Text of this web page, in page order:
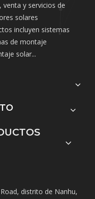
venta y servicios de
solares
incluyen sistemas
de montaje
solar...
distrito de Nanhu,